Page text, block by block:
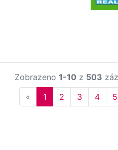
Zobrazeno 1-10 z 503
« Previous
1 2 3 4 5